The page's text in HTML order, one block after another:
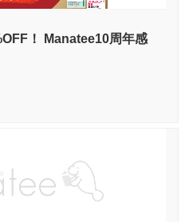
！ Manatee10周年感